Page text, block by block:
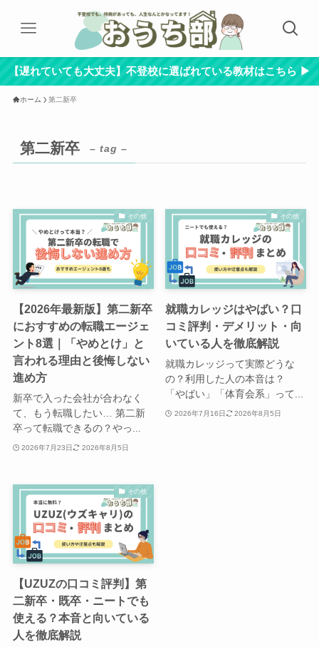
【遅れていても大丈夫】不登校に選ばれている教材はこちら ▶︎
ホーム 第二新卒
第二新卒 – tag –
その他
【2026年最新版】第二新卒
におすすめの転職エージェ
ント8選｜「やめとけ」と
言われる理由と後悔しない
進め方
新卒で入った会社が合わなく
て、もう転職したい… 第二新
卒って転職できるの？やっ...
2026年7月23日 2026年8月5日
その他
就職カレッジはやばい？口
コミ評判・デメリット・向
いている人を徹底解説
就職カレッジって実際どうな
の？利用した人の本音は？
「やばい」「体育会系」って...
2026年7月16日 2026年8月5日
その他
【UZUZの口コミ評判】第
二新卒・既卒・ニートでも
使える？本音と向いている
人を徹底解説